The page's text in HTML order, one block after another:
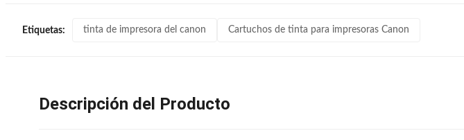
Etiquetas: tinta de impresora del canon Cartuchos de tinta para impresoras Canon
Descripción del Producto